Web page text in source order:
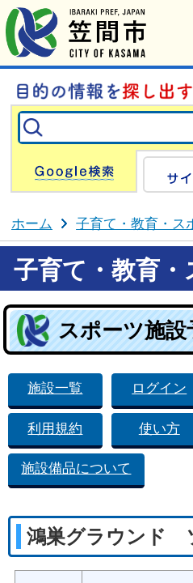
ホーム 子育て・教育・ス
子育て・教育・
スポーツ施設
施設一覧 ログイン
利用規約 使い方
施設備品について
鴻巣グラウンド